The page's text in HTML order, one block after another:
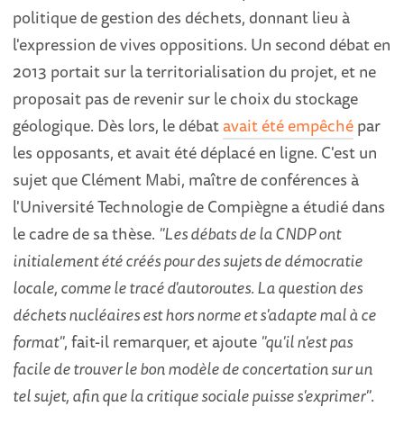
politique de gestion des déchets, donnant lieu à
l'expression de vives oppositions. Un second débat en
2013 portait sur la territorialisation du projet, et ne
proposait pas de revenir sur le choix du stockage
géologique. Dès lors, le débatavait été empêchépar
les opposants, et avait été déplacé en ligne. C'est un
sujet que Clément Mabi, maître de conférences à
l'Université Technologie de Compiègne a étudié dans
le cadre de sa thèse. "Les débats de la CNDP ont
initialement été créés pour des sujets de démocratie
locale, comme le tracé d'autoroutes. La question des
déchets nucléaires est hors norme et s'adapte mal à ce
format", fait-il remarquer, et ajoute "qu'il n'est pas
facile de trouver le bon modèle de concertation sur un
tel sujet, afin que la critique sociale puisse s'exprimer".